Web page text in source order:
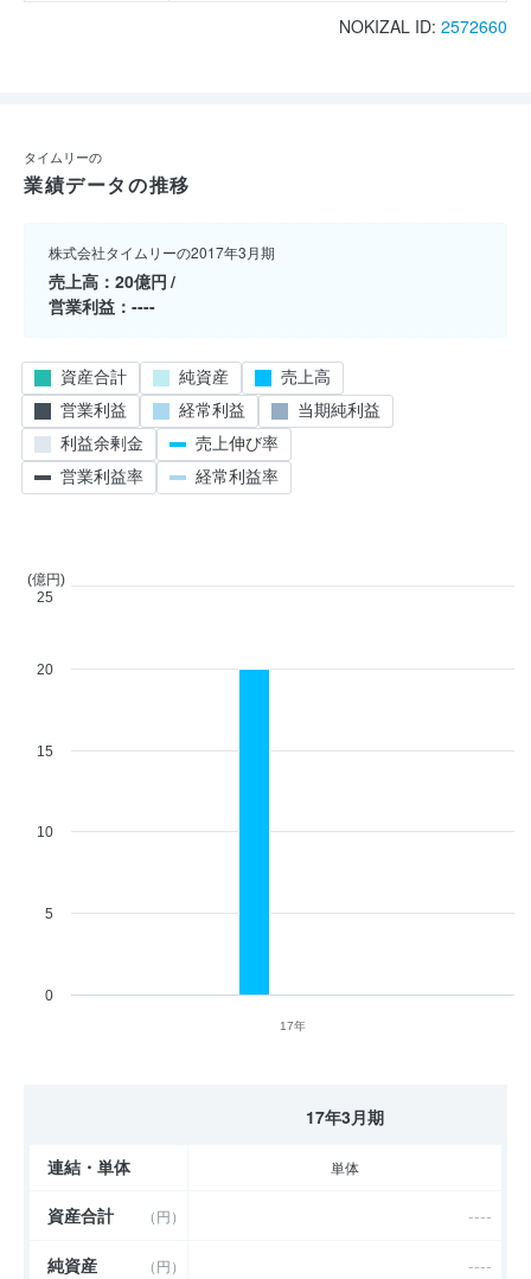
NOKIZAL ID: 2572660
タイムリーの
業績データの推移
株式会社タイムリーの2017年3月期
売上高
20億円
営業利益
----
17年
0
5
10
15
20
(億円)
25
資産合計 純資産
売上高
営業利益
経常利益
当期純利益
利益余剰金
売上伸び率
営業利益率
経常利益率
17年3月期
連結・単体 単体
資産合計 （円） ----
純資産 （円）
----